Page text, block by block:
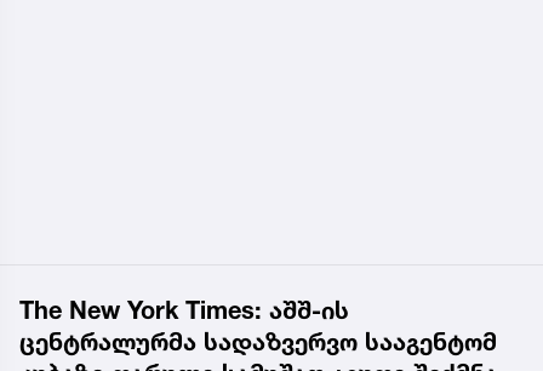
The New York Times: აშშ-ის
ცენტრალურმა სადაზვერვო სააგენტომ